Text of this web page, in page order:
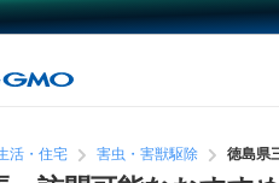
活・住宅 害虫・害獣駆除 徳島県